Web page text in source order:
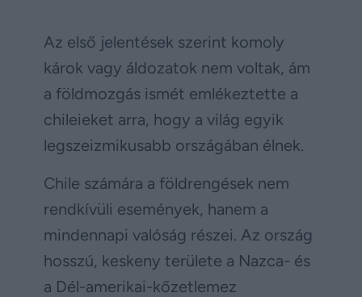
Az első jelentések szerint komoly
károk vagy áldozatok nem voltak, ám
a földmozgás ismét emlékeztette a
chileieket arra, hogy a világ egyik
legszeizmikusabb országában élnek.
Chile számára a földrengések nem
rendkívüli események, hanem a
mindennapi valóság részei. Az ország
hosszú, keskeny területe a Nazca- és
a Dél-amerikai-kőzetlemez